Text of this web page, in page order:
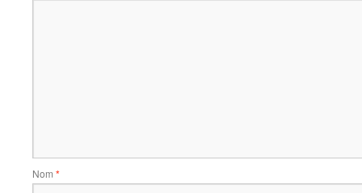
Nom *